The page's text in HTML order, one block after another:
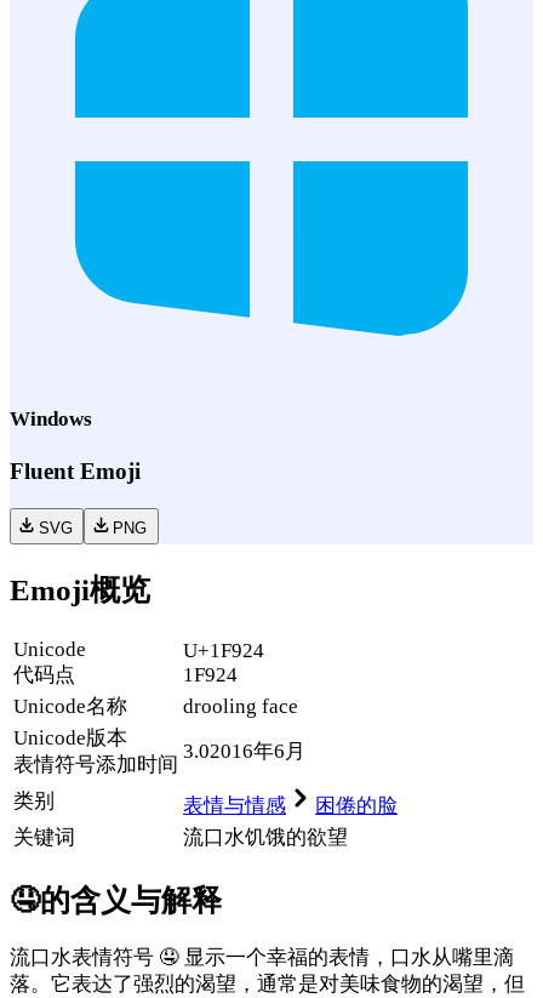
Windows
Fluent Emoji
SVG PNG
Emoji概览
Unicode
代码点
U+1F924
1F924
Unicode名称
drooling face
Unicode版本
表情符号添加时间
3.02016年6月
类别 表情与情感
困倦的脸
关键词
流口水饥饿的欲望
🤤的含义与解释
流口水表情符号 🤤 显示一个幸福的表情，口水从嘴里滴
落。它表达了强烈的渴望，通常是对美味食物的渴望，但